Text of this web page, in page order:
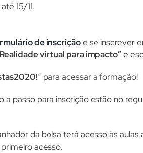
15/11.
de inscriçãoe se inscrever
virtual para impacto”e
” para acessar a formação!
passo para inscrição estão no
da bolsa terá acesso às aulas
acesso.